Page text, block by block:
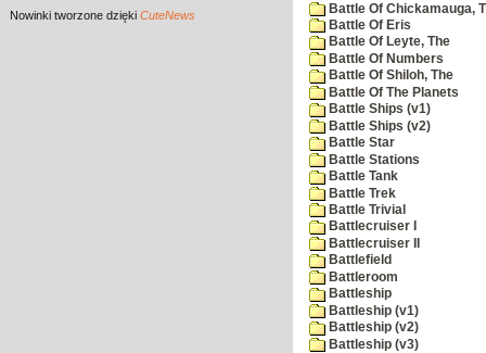
Nowinki tworzone dzięki CuteNews
Battle Of Chickamauga,
Battle Of Eris
Battle Of Leyte, The
Battle Of Numbers
Battle Of Shiloh, The
Battle Of The Planets
Battle Ships (v1)
Battle Ships (v2)
Battle Star
Battle Stations
Battle Tank
Battle Trek
Battle Trivial
Battlecruiser I
Battlecruiser II
Battlefield
Battleroom
Battleship
Battleship (v1)
Battleship (v2)
Battleship (v3)